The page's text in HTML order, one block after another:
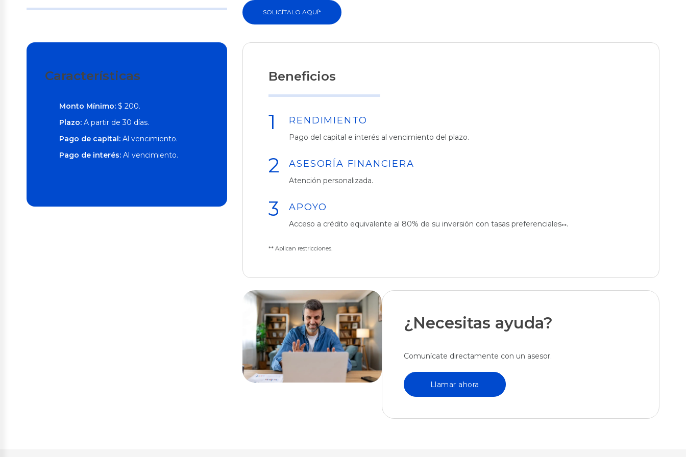
SOLICÍTALO AQUÍ*
Características
Monto Mínimo: $ 200.
Plazo: A partir de 30 días.
Pago de capital: Al vencimiento.
Pago de interés: Al vencimiento.
Beneficios
RENDIMIENTO
Pago del capital e interés al vencimiento del plazo.
ASESORÍA FINANCIERA
Atención personalizada.
APOYO
Acceso a crédito equivalente al 80% de su inversión con tasas preferenciales**.
** Aplican restricciones.
¿Necesitas ayuda?
Comunícate directamente con un asesor.
Llamar ahora